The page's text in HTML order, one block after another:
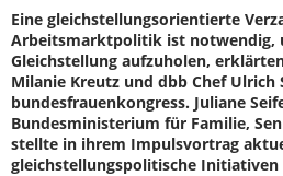
Eine gleichstellungsorientierte
Arbeitsmarktpolitik ist notwendig,
Gleichstellung aufzuholen,
Milanie Kreutz und dbb Chef Ulrich
bundesfrauenkongress. Juliane
Bundesministerium für Familie,
stellte in ihrem Impulsvortrag
gleichstellungspolitische Initiativen